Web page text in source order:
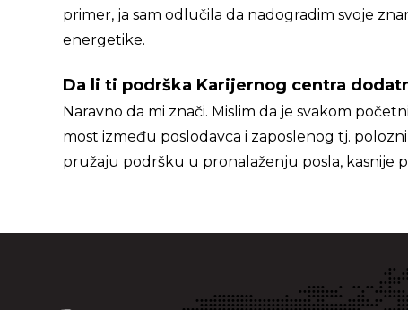
primer, ja sam odlučila da nadogradim svoje
energetike.
Da li ti podrška Karijernog centra
Naravno da mi znači. Mislim da je svakom
most između poslodavca i zaposlenog tj.
pružaju podršku u pronalaženju posla, kasnije